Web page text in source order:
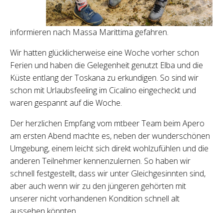
informieren nach Massa Marittima gefahren.
Wir hatten glücklicherweise eine Woche vorher schon
Ferien und haben die Gelegenheit genutzt Elba und die
Küste entlang der Toskana zu erkundigen. So sind wir
schon mit Urlaubsfeeling im Cicalino eingecheckt und
waren gespannt auf die Woche.
Der herzlichen Empfang vom mtbeer Team beim Apero
am ersten Abend machte es, neben der wunderschönen
Umgebung, einem leicht sich direkt wohlzufühlen und die
anderen Teilnehmer kennenzulernen. So haben wir
schnell festgestellt, dass wir unter Gleichgesinnten sind,
aber auch wenn wir zu den jüngeren gehörten mit
unserer nicht vorhandenen Kondition schnell alt